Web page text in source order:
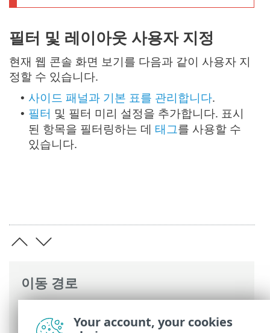
이동 경로
ESET PROTECT 사용>ESET PROTECT 기본
필터 및 레이아웃 사용자 지정
현재 웹 콘솔 화면 보기를 다음과 같이 사용자 지
정할 수 있습니다.
• 사이드 패널과 기본 표를 관리합니다.
• 필터 및 필터 미리 설정을 추가합니다. 표시
된 항목을 필터링하는 데 태그를 사용할 수
있습니다.
Your account, your cookies